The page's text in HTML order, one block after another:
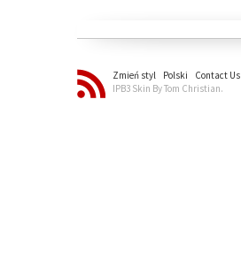
Zmień styl Polski Contact Us
IPB3 Skin By Tom Christian.